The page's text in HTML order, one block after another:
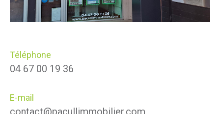
Téléphone
04 67 00 19 36
E-mail
contact@pacullimmobilier.com